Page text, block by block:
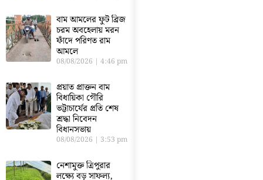
বাম আমলের ফুট ব্রিজ
চরম অবহেলায় মরন
ফাঁদে পরিণত রাম
আমলে
08/08/2026 4:46 pm
প্রয়াত প্রাক্তন বাম
বিধায়িকা গৌরি
ভট্টাচার্যের প্রতি শেষ
শ্রদ্ধা নিবেদন
বিধানসভায়
08/08/2026 3:53 pm
নেশামুক্ত ত্রিপুরার
লক্ষ্যে বড় সাফল্য,